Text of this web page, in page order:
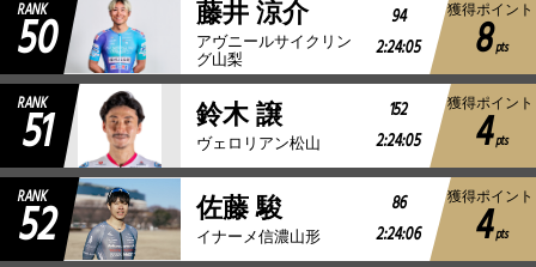
RANK
50 藤井 涼介
アヴニールサイクリン
グ山梨
94
2:24:05
獲得ポイント
8 pts
RANK
51 鈴木 譲
ヴェロリアン松山
152
2:24:05
獲得ポイント
4 pts
RANK
52 佐藤 駿
イナーメ信濃山形
86
2:24:06
獲得ポイント
4 pts